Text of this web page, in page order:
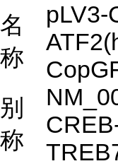
名
称
pLV3-
别
称